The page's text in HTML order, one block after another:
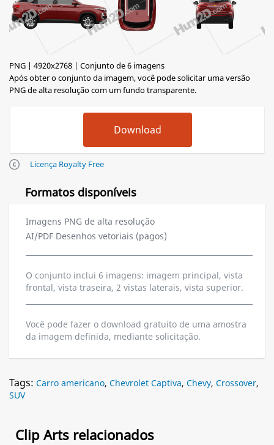
PNG | 4920x2768 | Conjunto de 6 imagens
Após obter o conjunto da imagem, você pode solicitar uma versão
PNG de alta resolução com um fundo transparente.
Licença Royalty Free
Formatos disponíveis
Imagens PNG de alta resolução
AI/PDF Desenhos vetoriais (pagos)
O conjunto inclui 6 imagens: imagem principal, vista
frontal, vista traseira, 2 vistas laterais, vista superior.
Você pode fazer o download gratuito de uma amostra
da imagem definida, mediante solicitação.
Tags: Carro americano, Chevrolet Captiva, Chevy, Crossover,
SUV
Clip Arts relacionados